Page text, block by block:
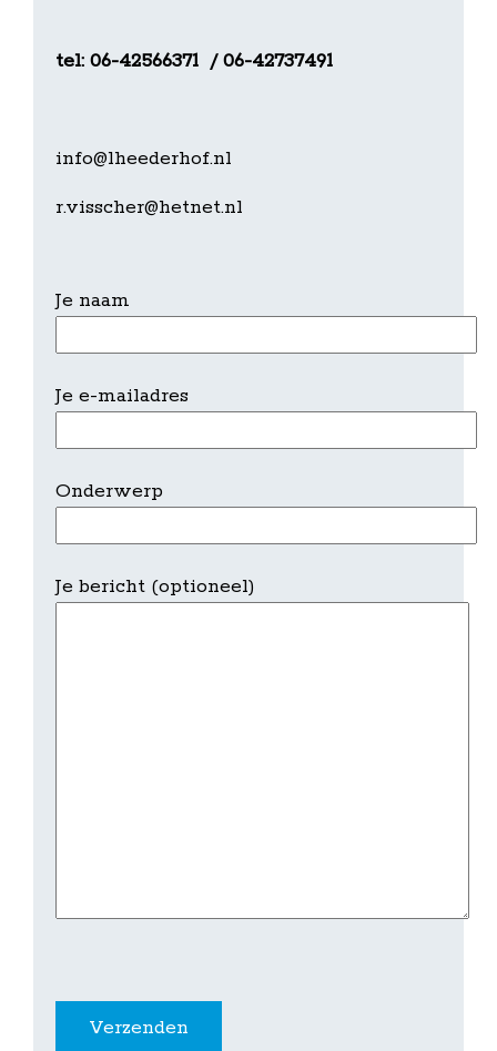
tel: 06-42566371 / 06-42737491
info@lheederhof.nl
r.visscher@hetnet.nl
Je naam
Je e-mailadres
Onderwerp
Je bericht (optioneel)